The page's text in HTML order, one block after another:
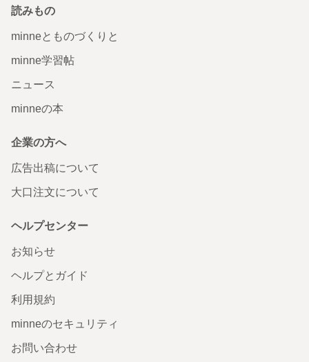
読みもの
minneとものづくりと
minne学習帖
ニュース
minneの本
企業の方へ
広告出稿について
大口注文について
ヘルプセンター
お知らせ
ヘルプとガイド
利用規約
minneのセキュリティ
お問い合わせ